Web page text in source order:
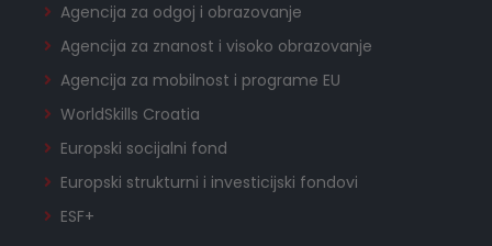
Agencija za odgoj i obrazovanje
Agencija za znanost i visoko obrazovanje
Agencija za mobilnost i programe EU
WorldSkills Croatia
Europski socijalni fond
Europski strukturni i investicijski fondovi
ESF+